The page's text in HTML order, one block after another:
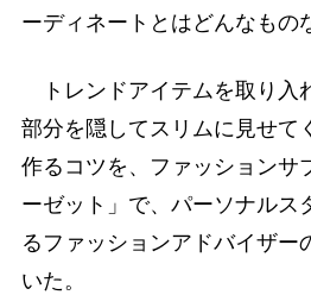
ーディネートとはどんなもの
トレンドアイテムを取り入
部分を隠してスリムに見せて
作るコツを、ファッションサ
ーゼット」で、パーソナルス
るファッションアドバイザー
いた。